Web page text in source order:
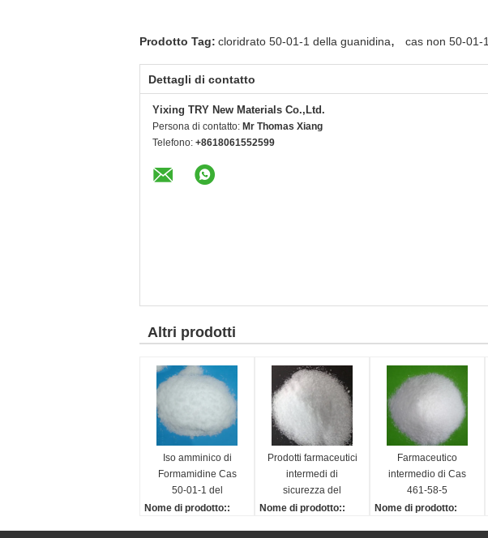
Prodotto Tag: cloridrato 50-01-1 della guanidina, cas non 50-01-1
Dettagli di contatto
Yixing TRY New Materials Co.,Ltd.
Persona di contatto: Mr Thomas Xiang
Telefono: +8618061552599
Altri prodotti
Iso amminico di
Formamidine Cas
50-01-1 del
cloridrato della
Nome di prodotto::
Prodotti farmaceutici
intermedi di
sicurezza del
carbonato della
Nome di prodotto::
Farmaceutico
intermedio di Cas
461-58-5
Dicyandiamide
Nome di prodotto: